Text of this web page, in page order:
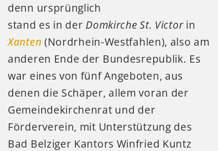
denn ursprünglich
stand es in der Domkirche St. Victorin
Xanten (Nordrhein-Westfahlen), also am
anderen Ende der Bundesrepublik. Es
war eines von fünf Angeboten, aus
denen die Schäper, allem voran der
Gemeindekirchenrat und der
Förderverein, mit Unterstützung des
Bad Belziger Kantors Winfried Kuntz